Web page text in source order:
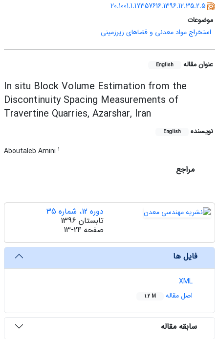
20.1001.1.17357616.1396.12.35.2.5
موضوعات
استخراج مواد معدنی و فضاهای زیرزمینی
عنوان مقاله English
In situ Block Volume Estimation from the
Discontinuity Spacing Measurements of
Travertine Quarries, Azarshar, Iran
نویسنده English
Aboutaleb Amini 1
مراجع
دوره 12، شماره 35
تابستان 1396
صفحه 13-24
فایل ها
XML
اصل مقاله
1.2 M
سابقه مقاله